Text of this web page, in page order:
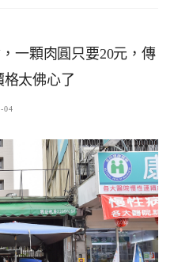
一顆肉圓只要20元，傳
太佛心了
04